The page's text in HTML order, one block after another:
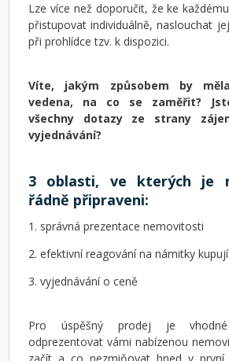
Lze více než doporučit, že ke
přistupovat individuálně, naslouchat
při prohlídce tzv. k dispozici.
Víte, jakým způsobem by
vedena, na co se zaměřit?
všechny dotazy ze strany
vyjednávání?
3 oblasti, ve kterých je
řádně připraveni:
1. správná prezentace nemovitosti
2. efektivní reagování na námitky
3. vyjednávání o ceně
Pro úspěšný prodej je
odprezentovat vámi nabízenou